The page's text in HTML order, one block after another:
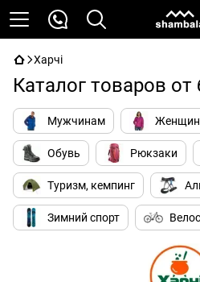
Харчі
Каталог товаров от
Мужчинам
Обувь Рюкзаки
Туризм, кемпинг
Зимний спорт